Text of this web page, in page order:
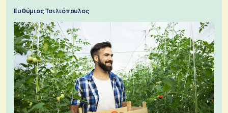
Ευθύμιος Τσιλιόπουλος